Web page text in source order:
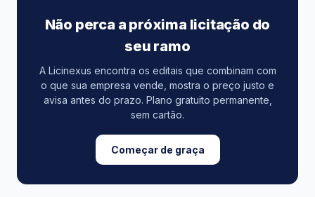
Não perca a próxima licitação do
seu ramo
A Licinexus encontra os editais que combinam com
o que sua empresa vende, mostra o preço justo e
avisa antes do prazo. Plano gratuito permanente,
sem cartão.
Começar de graça